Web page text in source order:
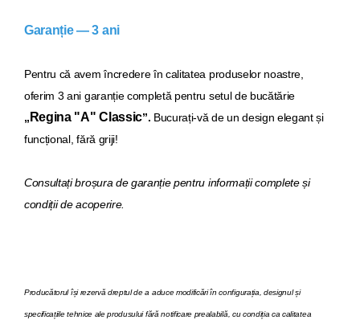
Garanție — 3 ani
Pentru că avem încredere în calitatea produselor noastre,
oferim 3 ani garanție completă pentru setul de bucătărie
„ Regina "A" Classic”. Bucurați-vă de un design elegant și
funcțional, fără griji!
Consultați broșura de garanție pentru informații complete și
condiții de acoperire.
Producătorul își rezervă dreptul de a aduce modificări în configurația, designul și
specificațiile tehnice ale produsului fără notificare prealabilă, cu condiția ca calitatea